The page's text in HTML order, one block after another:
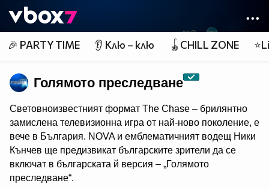
👾
🎉 PARTY TIME 👂 Клю – клю 🪀CHILL ZONE
Голямото преследване
Световноизвестният формат The Chase – брилянтно
замислена телевизионна игра от най-ново поколение, e
вече в България. NOVA и емблематичният водещ Ники
Кънчев ще предизвикат българските зрители да се
включат в българската й версия – „Голямото
преследване“.